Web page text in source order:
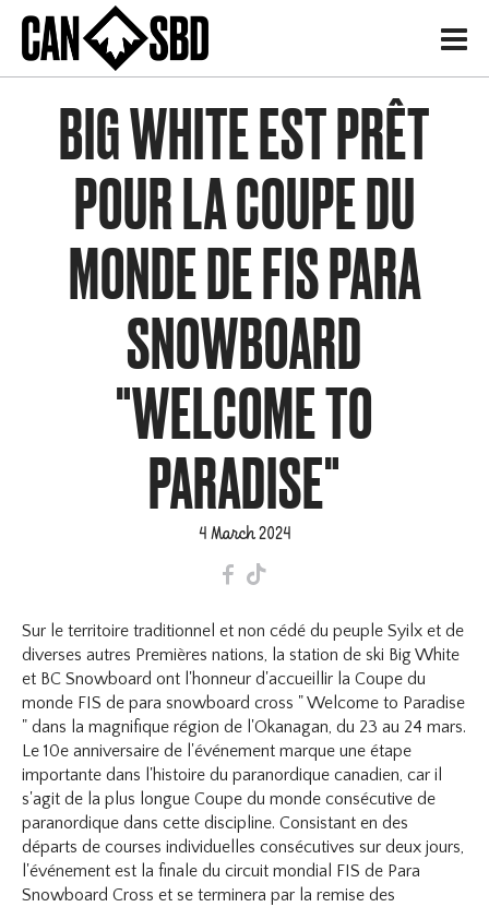
H
BIG WHITE EST PRÊT
POUR LA COUPE DU
MONDE DE FIS PARA
SNOWBOARD
"WELCOME TO
PARADISE"
4 March 2024
F T
Sur le territoire traditionnel et non cédé du peuple Syilx et de
diverses autres Premières nations, la station de ski Big White
et BC Snowboard ont l'honneur d'accueillir la Coupe du
monde FIS de para snowboard cross " Welcome to Paradise
" dans la magnifique région de l'Okanagan, du 23 au 24 mars.
Le 10e anniversaire de l'événement marque une étape
importante dans l'histoire du paranordique canadien, car il
s'agit de la plus longue Coupe du monde consécutive de
paranordique dans cette discipline. Consistant en des
départs de courses individuelles consécutives sur deux jours,
l'événement est la finale du circuit mondial FIS de Para
Snowboard Cross et se terminera par la remise des